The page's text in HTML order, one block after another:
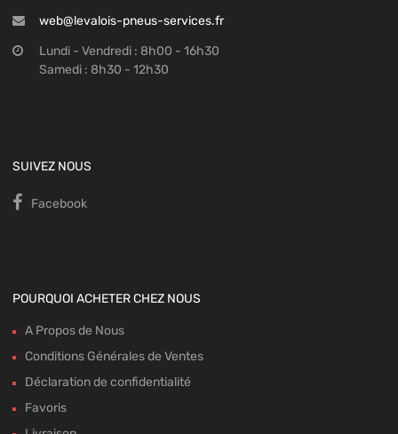
web@levalois-pneus-services.fr
Lundi - Vendredi : 8h00 - 16h30
Samedi : 8h30 - 12h30
SUIVEZ NOUS
Facebook
POURQUOI ACHETER CHEZ NOUS
A Propos de Nous
Conditions Générales de Ventes
Déclaration de confidentialité
Favoris